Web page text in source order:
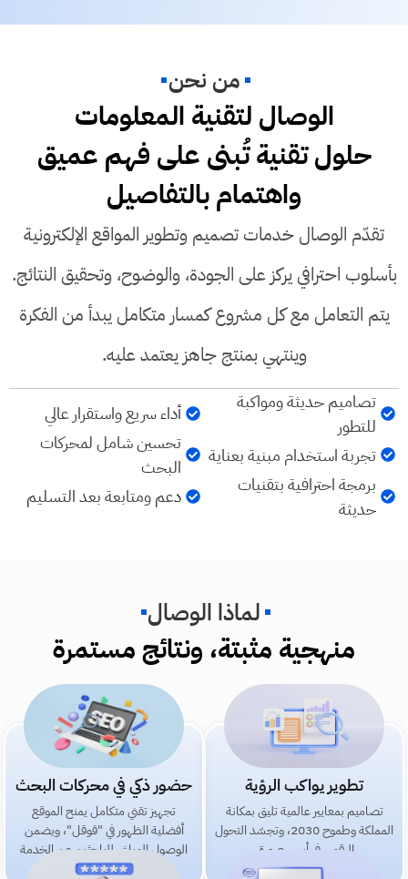
من نحن
الوصال لتقنية المعلومات
حلول تقنية تُبنى على فهم عميق
واهتمام بالتفاصيل
تقدّم الوصال خدمات تصميم وتطوير المواقع الإلكترونية
بأسلوب احترافي يركز على الجودة، والوضوح، وتحقيق النتائج.
يتم التعامل مع كل مشروع كمسار متكامل يبدأ من الفكرة
وينتهي بمنتج جاهز يعتمد عليه.
أداء سريع واستقرار عالي
تحسين شامل لمحركات
البحث
دعم ومتابعة بعد التسليم
تصاميم حديثة ومواكبة
للتطور
تجربة استخدام مبنية بعناية
برمجة احترافية بتقنيات
حديثة
لماذا الوصال
منهجية مثبتة، ونتائج مستمرة
​تطوير يواكب الرؤية
تصاميم بمعايير عالمية تليق بمكانة
المملكة وطموح 2030، وتجسّد التحول
الرقمي في أبهى صورة.
​حضور ذكي في محركات البحث
تجهيز تقني متكامل يمنح الموقع
أفضلية الظهور في "قوقل"، ويضمن
الوصول المباشر للباحثين عن الخدمة
فعلياً.